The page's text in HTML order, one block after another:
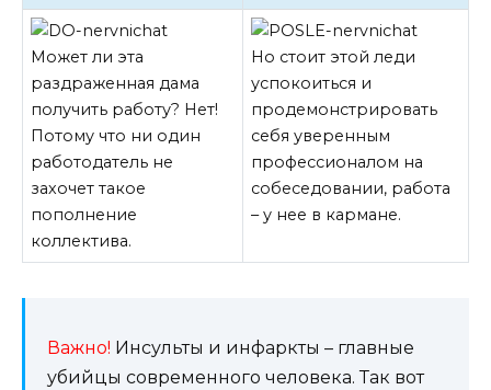
Может ли эта
раздраженная дама
получить работу? Нет!
Потому что ни один
работодатель не
захочет такое
пополнение
коллектива.
Но стоит этой леди
успокоиться и
продемонстрировать
себя уверенным
профессионалом на
собеседовании, работа
– у нее в кармане.
Важно! Инсульты и инфаркты – главные
убийцы современного человека. Так вот